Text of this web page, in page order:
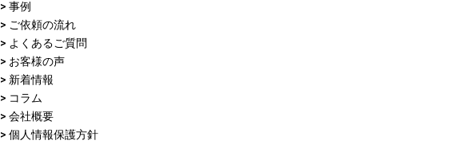
> 事例
> ご依頼の流れ
> よくあるご質問
> お客様の声
> 新着情報
> コラム
> 会社概要
> 個人情報保護方針